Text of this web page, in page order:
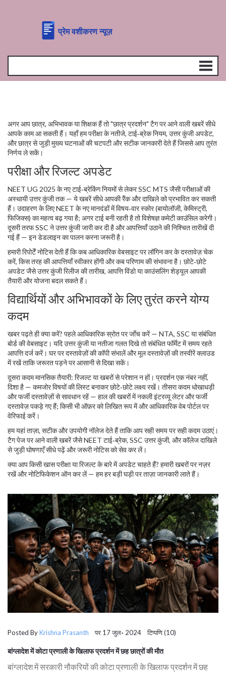
अगर आप छात्र, अभिभावक या शिक्षक हैं तो "छात्र प्रदर्शन" टैग पर आने वाली खबरें सीधे
आपके काम आ सकती हैं। यहाँ हम परीक्षा के नतीजे, टाई‑ब्रेक नियम, उत्तर कुंजी अपडेट,
और छात्र से जुड़ी मुख्य घटनाओं की चटपटी और सटीक जानकारी देते हैं जिससे आप तुरंत
निर्णय ले सकें।
परीक्षा और रिजल्ट अपडेट
NEET UG 2025 के नए टाई‑ब्रेकिंग नियमों से लेकर SSC MTS जैसी परीक्षाओं की
अस्थायी उत्तर कुंजी तक — ये खबरें सीधे आपकी रैंक और दाखिले को प्रभावित कर सकती
हैं। उदाहरण के लिए NEET के नए मानदंडों में विषय‑वार स्कोर (बायोलॉजी, केमिस्ट्री,
फिजिक्स) का महत्व बढ़ गया है; अगर टाई बनी रहती है तो विशेषज्ञ कमेटी काउंसिल करेगी।
दूसरी तरफ SSC ने उत्तर कुंजी जारी कर दी है और आपत्तियाँ उठाने की निश्चित तारीखें दी
गई हैं — इन डेडलाइन का पालन करना जरूरी है।
हमारी रिपोर्टें नोटिस देती हैं कि कब आधिकारिक वेबसाइट पर लॉगिन कर के दस्तावेज़ चेक
करें, किस तरह की आपत्तियाँ स्वीकार होंगी और कब परिणाम की संभावना है। छोटे‑छोटे
अपडेट जैसे उत्तर कुंजी रिलीज की तारीख, आपत्ति विंडो या काउंसलिंग शेड्यूल आपकी
तैयारी और योजना बदल सकते हैं।
विद्यार्थियों और अभिभावकों के लिए तुरंत करने योग्य
कदम
खबर पढ़ते ही क्या करें? पहले आधिकारिक स्रोत पर जाँच करें — NTA, SSC या संबंधित
बोर्ड की वेबसाइट। यदि उत्तर कुंजी या नतीजा गलत दिखे तो संबंधित फॉर्मेट में समय रहते
आपत्ति दर्ज करें। घर पर दस्तावेज़ों की कॉपी संभालें और मूल दस्तावेज़ों की तस्वीरें क्लाउड
में रखें ताकि जरूरत पड़ने पर आसानी से दिखा सकें।
दूसरा कदम मानसिक तैयारी: रिजल्ट या खबरों से परेशान न हों। प्रदर्शन एक नंबर नहीं,
दिशा है — कमजोर विषयों की लिस्ट बनाकर छोटे‑छोटे लक्ष्य रखें। तीसरा कदम धोखाधड़ी
और फर्जी दस्तावेज़ों से सावधान रहें — हाल की खबरों में नकली इंटरव्यू लेटर और फर्जी
दस्तावेज़ पकड़े गए हैं; किसी भी ऑफ़र को लिखित रूप में और आधिकारिक वेब पोर्टल पर
वेरिफाई करें।
हम यहां ताज़ा, सटीक और उपयोगी नॉलेज देते हैं ताकि आप सही समय पर सही कदम उठाएं।
टैग पेज पर आने वाली खबरें जैसे NEET टाई‑ब्रेक, SSC उत्तर कुंजी, और कॉलेज दाखिले
से जुड़ी घोषणाएँ सीधे पढ़ें और जरूरी नोटिस को सेव कर लें।
क्या आप किसी खास परीक्षा या रिजल्ट के बारे में अपडेट चाहते हैं? हमारी खबरों पर नज़र
रखें और नोटिफिकेशन ऑन कर लें — हम हर बड़ी घड़ी पर ताज़ा जानकारी लाते हैं।
Posted ByKrishna Prasanth पर 17 जुल॰ 2024 टिप्पणि (10)
बांग्लादेश में कोटा प्रणाली के खिलाफ प्रदर्शन में छह छात्रों की मौत
बांग्लादेश में सरकारी नौकरियों की कोटा प्रणाली के खिलाफ प्रदर्शन में छह